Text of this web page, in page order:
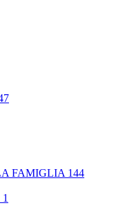
FAMIGLIA 144
1